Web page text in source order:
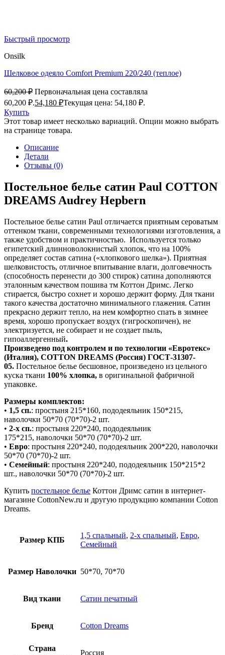
Быстрый просмотр
Onsilk
Шелковое одеяло Comfort Premium 220/240 (теплое)
60,200₽ Первоначальная цена составляла
60,200 ₽.54,180 ₽Текущая цена: 54,180 ₽.
Купить
Этот товар имеет несколько вариаций. Опции можно выбрать
на странице товара.
Описание
Детали
Отзывы (0)
Постельное белье сатин Paul COTTON
DREAMS Audrey Hepbern
Постельное белье сатин Paul отличается приятным сероватым
оттенком ткани, современными технологиями изготовления, а
также удобством и практичностью. Используется только
египетский длинноволокнистый хлопок, что на 100%
определяет состав сатина («хлопкового шелка»). Приятная
шелковистость, отличное впитывание влаги, долговечность
(способность перенести до 300 стирок) сатина дополняются
эталонным качеством пошива тм Коттон Дримс. Легко
стирается, быстро сохнет и хорошо держит форму. Для ткани
такого качества достаточно минимального глажения. Сатин
прекрасно держит тепло, на нем комфортно спать в зимнее
время, хорошо пропускает воздух (гигроскопичен), не
электризуется, не собирает и не создает пыль,
гипоаллергенный.
Произведено под контролем и по технологии «Евротекс»
(Италия), COTTON DREAMS (Россия) ГОСТ-31307-
05. Постельное белье бесшовное, произведено из цельного
куска ткани 100% хлопка, в оригинальной фабричной
упаковке.
Размеры комплектов:
• 1,5 сп.: простыня 215*160, пододеяльник 150*215,
наволочки 50*70 (70*70)-2 шт.
• 2-х сп.: простыня 220*240, пододеяльник
175*215, наволочки 50*70 (70*70)-2 шт.
• Евро: простыня 220*240, пододеяльник 200*220, наволочки
50*70 (70*70)-2 шт.
• Семейный: простыня 220*240, пододеяльник 150*215*2
шт., наволочки 50*70 (70*70)-2 шт.
Купить постельное белье Коттон Дримс сатин в интернет-
магазине CottonNew.ru и другую продукцию компании Cotton
Dreams.
Размер КПБ
1,5 спальный, 2-х спальный, Евро,
Семейный
Размер Наволочки 50*70, 70*70
Вид ткани Сатин печатный
Бренд Cotton Dreams
Страна
Россия